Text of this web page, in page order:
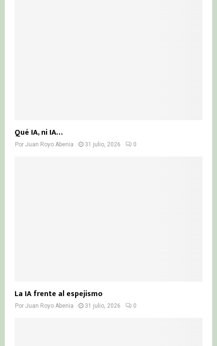
Qué IA, ni IA…
Por Juan Royo Abenia 31 julio, 2026 0
La IA frente al espejismo
Por Juan Royo Abenia 31 julio, 2026 0